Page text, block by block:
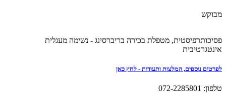
מבוקש
פסיכותרפיסטית, מטפלת בכירה בריברסינג - נשימה מעגלית
אינטגרטיבית
לפרטים נוספים, המלצות ותעודות - לחץ כאן
טלפון: 072-2285801